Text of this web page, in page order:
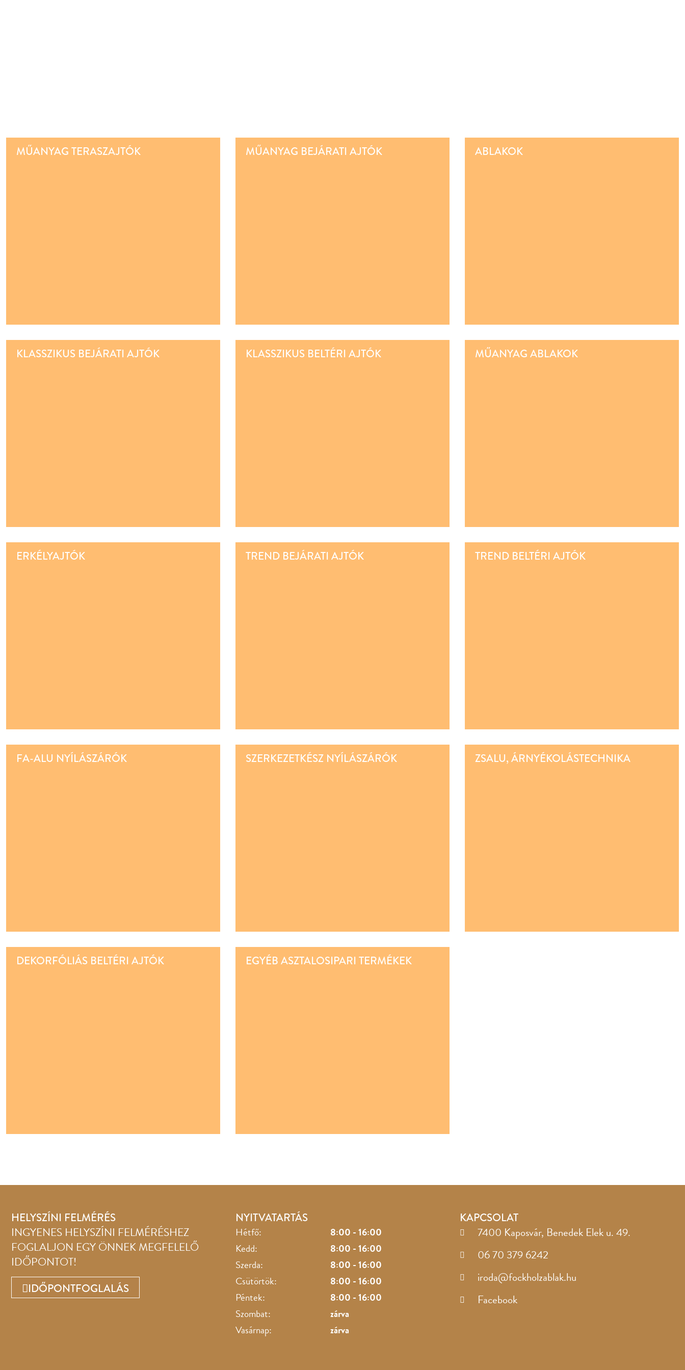
MŰANYAG TERASZAJTÓK MŰANYAG BEJÁRATI AJTÓK ABLAKOK
KLASSZIKUS BEJÁRATI AJTÓK KLASSZIKUS BELTÉRI AJTÓK MŰANYAG ABLAKOK
ERKÉLYAJTÓK TREND BEJÁRATI AJTÓK TREND BELTÉRI AJTÓK
FA-ALU NYÍLÁSZÁRÓK SZERKEZETKÉSZ NYÍLÁSZÁRÓK ZSALU, ÁRNYÉKOLÁSTECHNIKA
DEKORFÓLIÁS BELTÉRI AJTÓK EGYÉB ASZTALOSIPARI TERMÉKEK
HELYSZÍNI FELMÉRÉS
INGYENES HELYSZÍNI FELMÉRÉSHEZ
FOGLALJON EGY ÖNNEK MEGFELELŐ
IDŐPONTOT!
IDŐPONTFOGLALÁS
NYITVATARTÁS
Hétfő:
8:00 - 16:00
Kedd:
8:00 - 16:00
Szerda:
8:00 - 16:00
Csütörtök:
8:00 - 16:00
Péntek:
8:00 - 16:00
Szombat:
zárva
Vasárnap:
zárva
KAPCSOLAT
7400 Kaposvár, Benedek Elek u. 49.
06 70 379 6242
iroda@fockholzablak.hu
Facebook